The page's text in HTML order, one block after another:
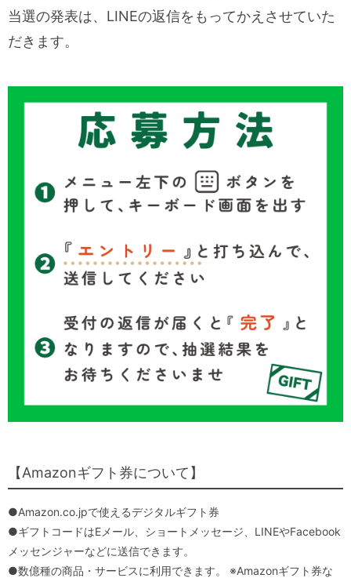
当選の発表は、LINEの返信をもってかえさせていた
だきます。
【Amazonギフト券について】
●Amazon.co.jpで使えるデジタルギフト券
●ギフトコードはEメール、ショートメッセージ、LINEやFacebook
メッセンジャーなどに送信できます。
●数億種の商品・サービスに利用できます。 ※Amazonギフト券な